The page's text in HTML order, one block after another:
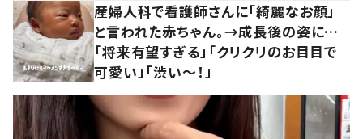
産婦人科で看護師さんに「綺麗なお顔」
と言われた赤ちゃん。→成長後の姿に…
「将来有望すぎる」「クリクリのお目目で
可愛い」「渋い～！」